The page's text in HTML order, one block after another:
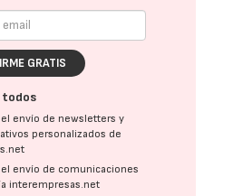
GRATIS
todos
envío de newsletters y
personalizados de
envío de comunicaciones
interempresas.net